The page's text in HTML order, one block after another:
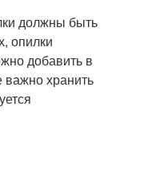
должны быть
опилки
добавить в
важно хранить